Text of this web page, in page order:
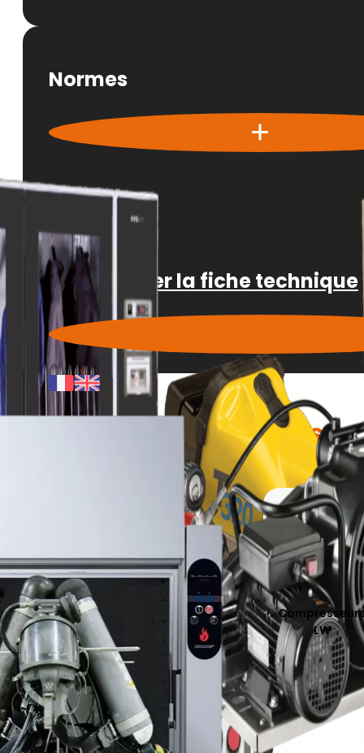
Normes
EN 137
Télécharger la fiche technique
Équipements associés
Armoire De
Séchage Hygitec
Caméras
BULLARD
LW